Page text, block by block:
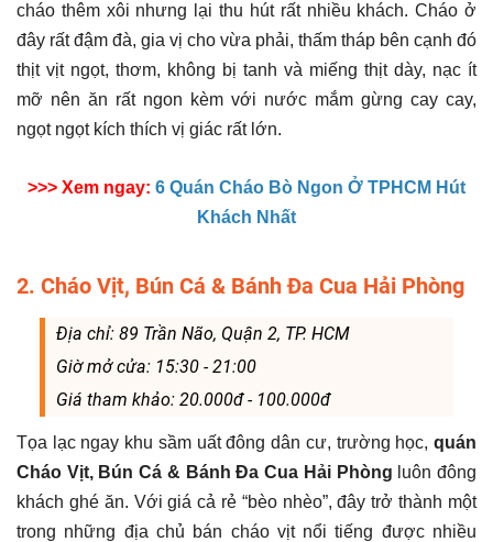
cháo thêm xôi nhưng lại thu hút rất nhiều khách. Cháo ở
đây rất đậm đà, gia vị cho vừa phải, thấm tháp bên cạnh đó
thịt vịt ngọt, thơm, không bị tanh và miếng thịt dày, nạc ít
mỡ nên ăn rất ngon kèm với nước mắm gừng cay cay,
ngọt ngọt kích thích vị giác rất lớn.
>>> Xem ngay: 6 Quán Cháo Bò Ngon Ở TPHCM Hút
Khách Nhất
2. Cháo Vịt, Bún Cá & Bánh Đa Cua Hải Phòng
Địa chỉ: 89 Trần Não, Quận 2, TP. HCM
Giờ mở cửa: 15:30 - 21:00
Giá tham khảo: 20.000đ - 100.000đ
Tọa lạc ngay khu sầm uất đông dân cư, trường học, quán
Cháo Vịt, Bún Cá & Bánh Đa Cua Hải Phòng luôn đông
khách ghé ăn. Với giá cả rẻ “bèo nhèo”, đây trở thành một
trong những địa chủ bán cháo vịt nổi tiếng được nhiều